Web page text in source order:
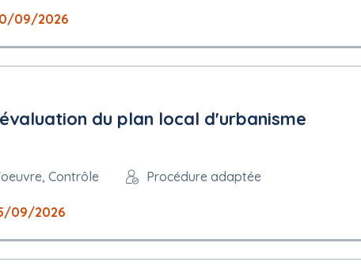
09/2026
du plan local d'urbanisme
Contrôle Procédure adaptée
09/2026